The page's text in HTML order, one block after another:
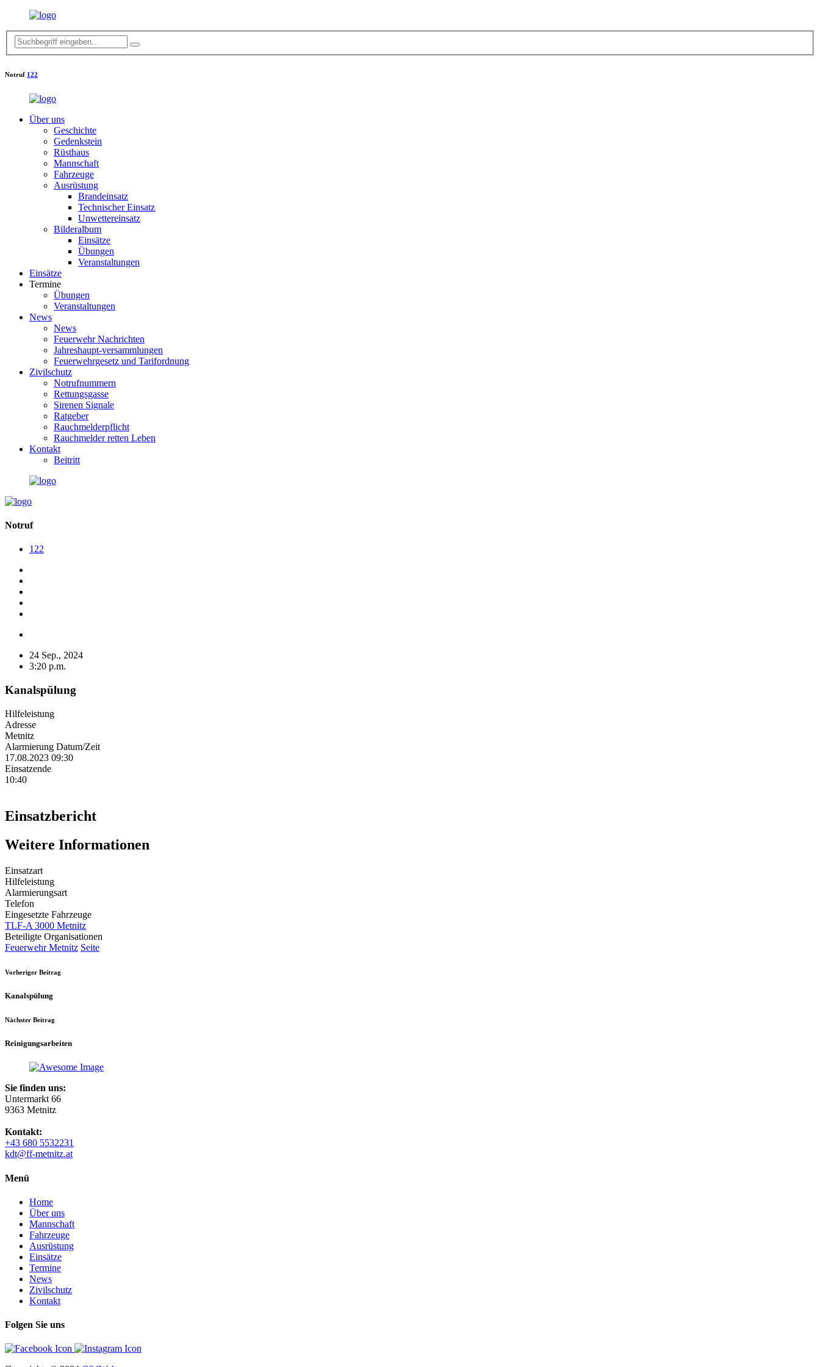
Notruf 122
Über uns
Geschichte
Gedenkstein
Rüsthaus
Mannschaft
Fahrzeuge
Ausrüstung
Brandeinsatz
Technischer Einsatz
Unwettereinsatz
Bilderalbum
Einsätze
Übungen
Veranstaltungen
Einsätze
Termine
Übungen
Veranstaltungen
News
News
Feuerwehr Nachrichten
Jahreshaupt-versammlungen
Feuerwehrgesetz und Tarifordnung
Zivilschutz
Notrufnummern
Rettungsgasse
Sirenen Signale
Ratgeber
Rauchmelderpflicht
Rauchmelder retten Leben
Kontakt
Beitritt
Notruf
122
24 Sep., 2024
3:20 p.m.
Kanalspülung
Hilfeleistung
Adresse
Metnitz
Alarmierung Datum/Zeit
17.08.2023 09:30
Einsatzende
10:40
Einsatzbericht
Weitere Informationen
Einsatzart
Hilfeleistung
Alarmierungsart
Telefon
Eingesetzte Fahrzeuge
TLF-A 3000 Metnitz
Beteiligte Organisationen
Feuerwehr Metnitz Seite
Vorheriger Beitrag
Kanalspülung
Nächster Beitrag
Reinigungsarbeiten
Sie finden uns:
Untermarkt 66
9363 Metnitz
Kontakt:
+43 680 5532231
kdt@ff-metnitz.at
Menü
Home
Über uns
Mannschaft
Fahrzeuge
Ausrüstung
Einsätze
Termine
News
Zivilschutz
Kontakt
Folgen Sie uns